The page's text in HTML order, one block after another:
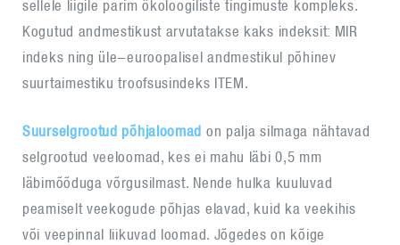
sellele liigile parim ökoloogiliste tingimuste kompleks.
Kogutud andmestikust arvutatakse kaks indeksit: MIR
indeks ning üle-euroopalisel andmestikul põhinev
suurtaimestiku troofsusindeks ITEM.
Suurselgrootud põhjaloomad on palja silmaga nähtavad
selgrootud veeloomad, kes ei mahu läbi 0,5 mm
läbimõõduga võrgusilmast. Nende hulka kuuluvad
peamiselt veekogude põhjas elavad, kuid ka veekihis
või veepinnal liikuvad loomad. Jõgedes on kõige